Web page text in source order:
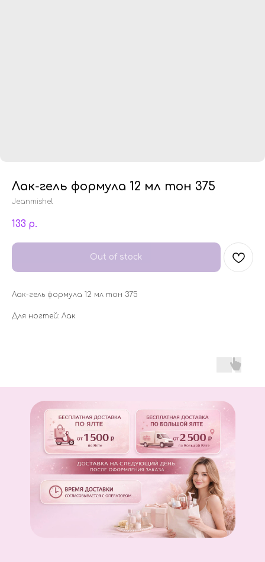
Лак-гель формула 12 мл тон 375
Jeanmishel
133 р.
Out of stock
Лак-гель формула 12 мл тон 375
Для ногтей: Лак